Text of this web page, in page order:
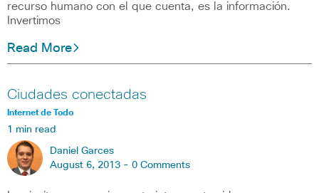
recurso humano con el que cuenta, es la información.
Invertimos
Read More
Ciudades conectadas
Internet de Todo
1 min read
Daniel Garces
August 6, 2013 - 0 Comments